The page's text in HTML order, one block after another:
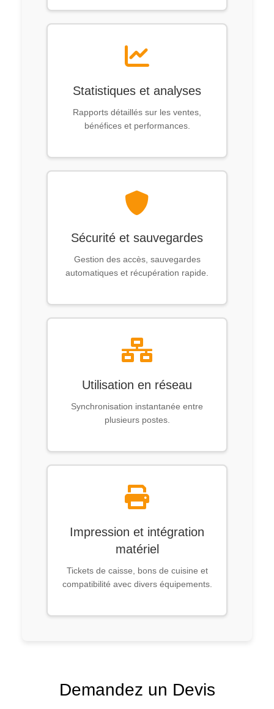
Statistiques et analyses
Rapports détaillés sur les ventes,
bénéfices et performances.
Sécurité et sauvegardes
Gestion des accès, sauvegardes
automatiques et récupération rapide.
Utilisation en réseau
Synchronisation instantanée entre
plusieurs postes.
Impression et intégration
matériel
Tickets de caisse, bons de cuisine et
compatibilité avec divers équipements.
Demandez un Devis